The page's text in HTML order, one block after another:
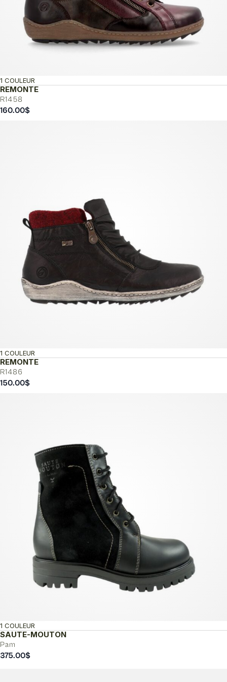
REMONTE
R1458
1 COULEUR
160.00$
REMONTE
R1486
1 COULEUR
150.00$
SAUTE-MOUTON
Pam
1 COULEUR
375.00$